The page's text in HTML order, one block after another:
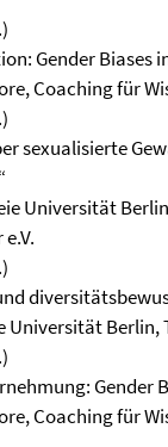
Gender Biases
Coaching für
sexualisierte
Universität
Universität Berlin,
Gender
Coaching für